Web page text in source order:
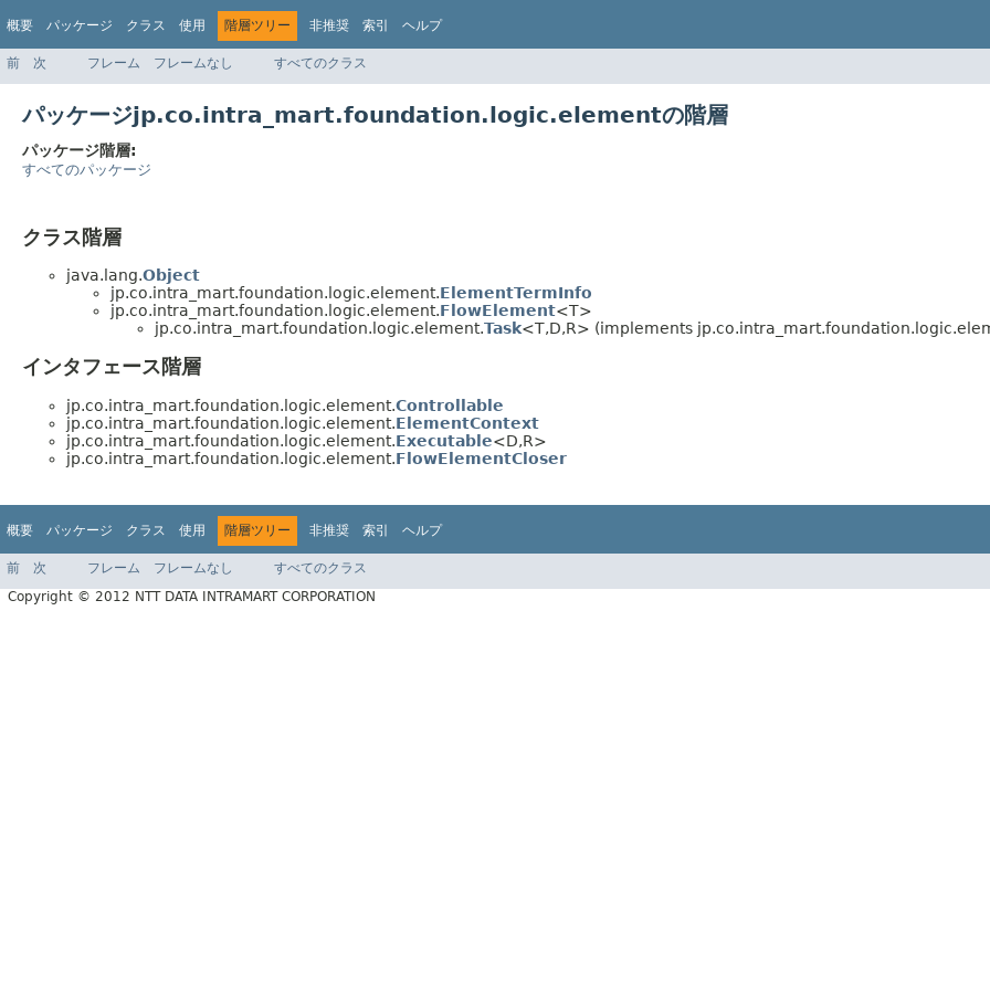
概要 パッケージ クラス 使用 階層ツリー 非推奨 索引 ヘルプ
前 次 フレーム フレームなし すべてのクラス
パッケージjp.co.intra_mart.foundation.logic.elementの階層
パッケージ階層:
すべてのパッケージ
クラス階層
java.lang.Object
jp.co.intra_mart.foundation.logic.element.ElementTermInfo
jp.co.intra_mart.foundation.logic.element.FlowElement<T>
jp.co.intra_mart.foundation.logic.element.Task<T,D,R> (implements
インタフェース階層
jp.co.intra_mart.foundation.logic.element.Controllable
jp.co.intra_mart.foundation.logic.element.ElementContext
jp.co.intra_mart.foundation.logic.element.Executable<D,R>
jp.co.intra_mart.foundation.logic.element.FlowElementCloser
概要 パッケージ クラス 使用 階層ツリー 非推奨 索引 ヘルプ
前 次 フレーム フレームなし
すべてのクラス
Copyright © 2012 NTT DATA INTRAMART CORPORATION